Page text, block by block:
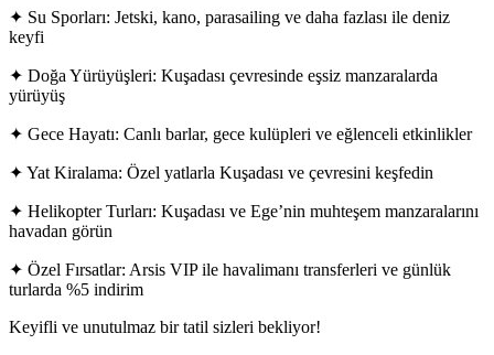
✦ Su Sporları: Jetski, kano, parasailing ve daha fazlası ile deniz
keyfi
✦ Doğa Yürüyüşleri: Kuşadası çevresinde eşsiz manzaralarda
yürüyüş
✦ Gece Hayatı: Canlı barlar, gece kulüpleri ve eğlenceli etkinlikler
✦ Yat Kiralama: Özel yatlarla Kuşadası ve çevresini keşfedin
✦ Helikopter Turları: Kuşadası ve Ege’nin muhteşem manzaralarını
havadan görün
✦ Özel Fırsatlar: Arsis VIP ile havalimanı transferleri ve günlük
turlarda %5 indirim
Keyifli ve unutulmaz bir tatil sizleri bekliyor!